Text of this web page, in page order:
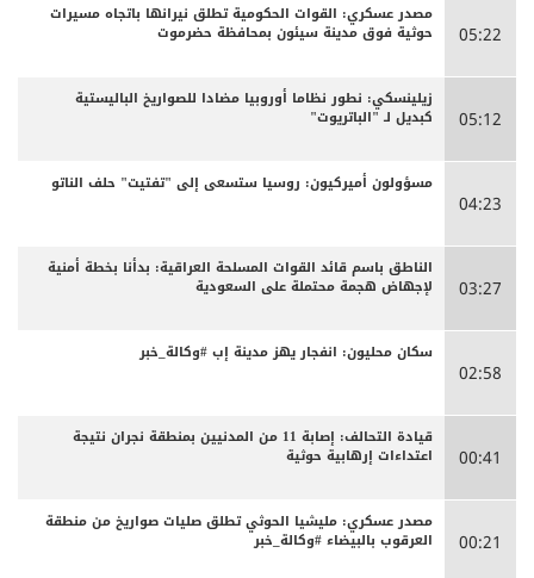
05:22
مصدر عسكري: القوات الحكومية تطلق نيرانها باتجاه مسيرات
حوثية فوق مدينة سيئون بمحافظة حضرموت
05:12
زيلينسكي: نطور نظاما أوروبيا مضادا للصواريخ الباليستية
كبديل لـ "الباتريوت"
04:23
مسؤولون أميركيون: روسيا ستسعى إلى "تفتيت" حلف الناتو
03:27
الناطق باسم قائد القوات المسلحة العراقية: بدأنا بخطة أمنية
لإجهاض هجمة محتملة على السعودية
02:58
سكان محليون: انفجار يهز مدينة إب #وكالة_خبر
00:41
قيادة التحالف: إصابة 11 من المدنيين بمنطقة نجران نتيجة
اعتداءات إرهابية حوثية
00:21
مصدر عسكري: مليشيا الحوثي تطلق صليات صواريخ من منطقة
العرقوب بالبيضاء #وكالة_خبر